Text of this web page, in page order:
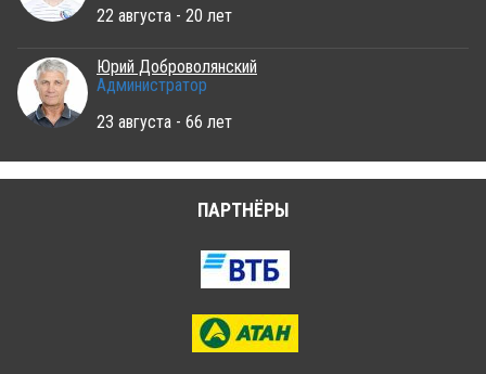
22 августа - 20 лет
Юрий Доброволянский
Администратор
23 августа - 66 лет
ПАРТНЁРЫ